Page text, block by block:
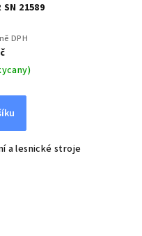
21589
DPH
a lesnické stroje